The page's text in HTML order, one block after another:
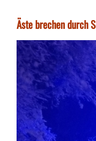
Äste brechen durch